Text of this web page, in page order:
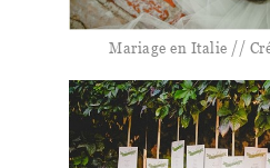
Mariage en Italie //